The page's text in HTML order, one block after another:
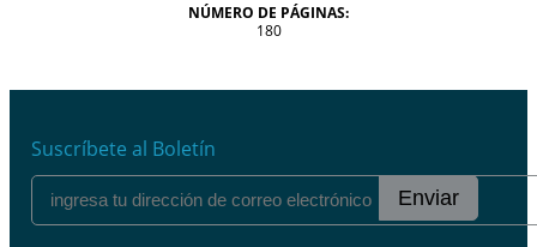
NÚMERO DE PÁGINAS:
180
Suscríbete al Boletín
Enviar